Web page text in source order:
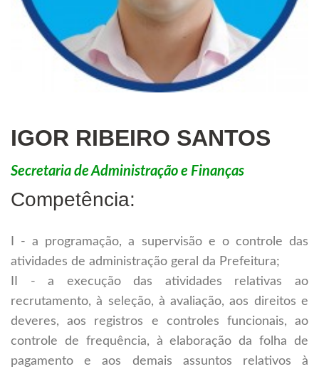
IGOR RIBEIRO SANTOS
Secretaria de Administração e Finanças
Competência:
I - a programação, a supervisão e o controle das
atividades de administração geral da Prefeitura;
II - a execução das atividades relativas ao
recrutamento, à seleção, à avaliação, aos direitos e
deveres, aos registros e controles funcionais, ao
controle de frequência, à elaboração da folha de
pagamento e aos demais assuntos relativos à